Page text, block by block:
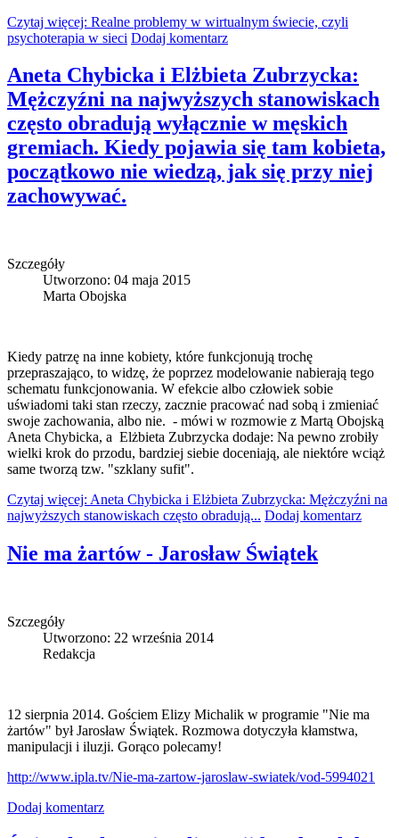
Czytaj więcej: Realne problemy w wirtualnym świecie, czyli
psychoterapia w sieci Dodaj komentarz
Aneta Chybicka i Elżbieta Zubrzycka:
Mężczyźni na najwyższych stanowiskach
często obradują wyłącznie w męskich
gremiach. Kiedy pojawia się tam kobieta,
początkowo nie wiedzą, jak się przy niej
zachowywać.
Szczegóły
Utworzono: 04 maja 2015
Marta Obojska
Kiedy patrzę na inne kobiety, które funkcjonują trochę
przepraszająco, to widzę, że poprzez modelowanie nabierają tego
schematu funkcjonowania. W efekcie albo człowiek sobie
uświadomi taki stan rzeczy, zacznie pracować nad sobą i zmieniać
swoje zachowania, albo nie. - mówi w rozmowie z Martą Obojską
Aneta Chybicka, a Elżbieta Zubrzycka dodaje: Na pewno zrobiły
wielki krok do przodu, bardziej siebie doceniają, ale niektóre wciąż
same tworzą tzw. "szklany sufit".
Czytaj więcej: Aneta Chybicka i Elżbieta Zubrzycka: Mężczyźni na
najwyższych stanowiskach często obradują... Dodaj komentarz
Nie ma żartów - Jarosław Świątek
Szczegóły
Utworzono: 22 września 2014
Redakcja
12 sierpnia 2014. Gościem Elizy Michalik w programie "Nie ma
żartów" był Jarosław Świątek. Rozmowa dotyczyła kłamstwa,
manipulacji i iluzji. Gorąco polecamy!
http://www.ipla.tv/Nie-ma-zartow-jaroslaw-swiatek/vod-5994021
Dodaj komentarz